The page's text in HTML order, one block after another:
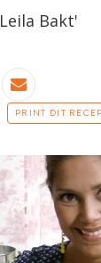
Leila Bakt'
PRINT DIT